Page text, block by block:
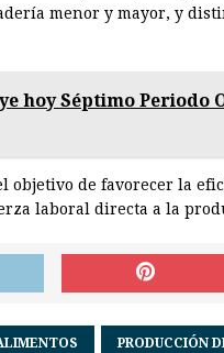
menor y mayor, y
hoy Séptimo Periodo
objetivo de favorecer la
laboral directa a la
PRODUCCIÓN